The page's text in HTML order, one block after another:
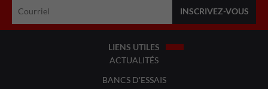
LIENS UTILES
ACTUALITÉS
BANCS D'ESSAIS